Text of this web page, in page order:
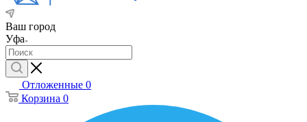
Ваш город
Уфа
Отложенные 0
Корзина 0